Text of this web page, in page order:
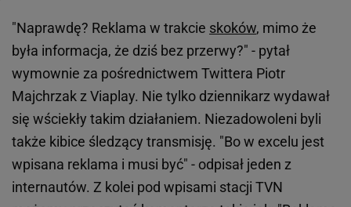
"Naprawdę? Reklama w trakcie skoków, mimo że
była informacja, że dziś bez przerwy?" - pytał
wymownie za pośrednictwem Twittera Piotr
Majchrzak z Viaplay. Nie tylko dziennikarz wydawał
się wściekły takim działaniem. Niezadowoleni byli
także kibice śledzący transmisję. "Bo w excelu jest
wpisana reklama i musi być" - odpisał jeden z
internautów. Z kolei pod wpisami stacji TVN